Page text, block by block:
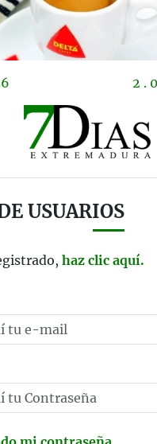
2 .
USUARIOS
haz clic aquí.